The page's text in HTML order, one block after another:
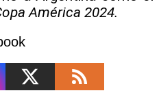
América 2024.